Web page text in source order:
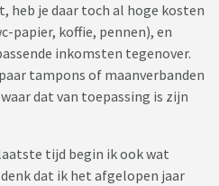
heb je daar toch al hoge kosten
papier, koffie, pennen), en
inkomsten tegenover.
tampons of maanverbanden
dat van toepassing is zijn
tijd begin ik ook wat
dat ik het afgelopen jaar